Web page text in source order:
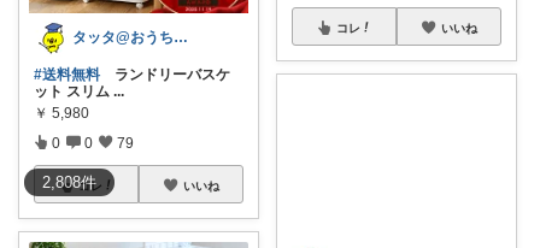
2,808件
タッタ@おうち時間を楽しく快適に！
#送料無料 ランドリーバスケ
ット スリム ...
￥ 5,980
0 0 79
コレ いいね
コレ いいね